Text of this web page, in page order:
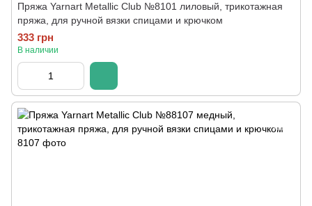
Пряжа Yarnart Metallic Club №8101 лиловый, трикотажная
пряжа, для ручной вязки спицами и крючком
333 грн
В наличии